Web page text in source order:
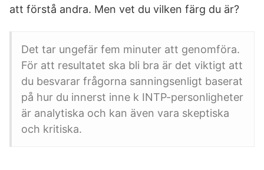
att förstå andra. Men vet du vilken färg du är?
Det tar ungefär fem minuter att genomföra.
För att resultatet ska bli bra är det viktigt att
du besvarar frågorna sanningsenligt baserat
på hur du innerst inne k INTP-personligheter
är analytiska och kan även vara skeptiska
och kritiska.